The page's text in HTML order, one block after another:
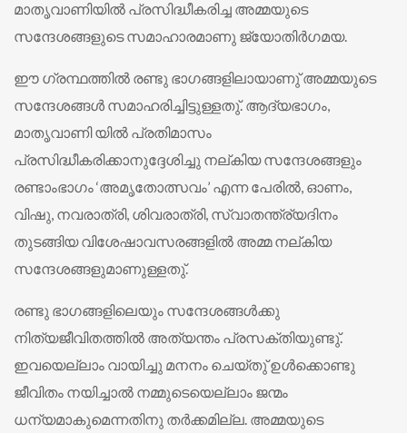
മാതൃവാണിയില്‍ പ്രസിദ്ധീകരിച്ച അമ്മയുടെ
സന്ദേശങ്ങളുടെ സമാഹാരമാണു ജ്യോതിര്‍ഗമയ.
ഈ ഗ്രന്ഥത്തില്‍ രണ്ടു ഭാഗങ്ങളിലായാണു് അമ്മയുടെ
സന്ദേശങ്ങള്‍ സമാഹരിച്ചിട്ടുള്ളതു്. ആദ്യഭാഗം,
മാതൃവാണി യില്‍ പ്രതിമാസം
പ്രസിദ്ധീകരിക്കാനുദ്ദേശിച്ചു നല്കിയ സന്ദേശങ്ങളും
രണ്ടാംഭാഗം ‘അമൃതോത്സവം’ എന്ന പേരില്‍, ഓണം,
വിഷു, നവരാത്രി, ശിവരാത്രി, സ്വാതന്ത്ര്യദിനം
തുടങ്ങിയ വിശേഷാവസരങ്ങളില്‍ അമ്മ നല്കിയ
സന്ദേശങ്ങളുമാണുള്ളതു്.
രണ്ടു ഭാഗങ്ങളിലെയും സന്ദേശങ്ങള്‍ക്കു
നിത്യജീവിതത്തില്‍ അത്യന്തം പ്രസക്തിയുണ്ടു്.
ഇവയെല്ലാം വായിച്ചു മനനം ചെയ്തു് ഉള്‍ക്കൊണ്ടു
ജീവിതം നയിച്ചാല്‍ നമ്മുടെയെല്ലാം ജന്മം
ധന്യമാകുമെന്നതിനു തര്‍ക്കമില്ല. അമ്മയുടെ